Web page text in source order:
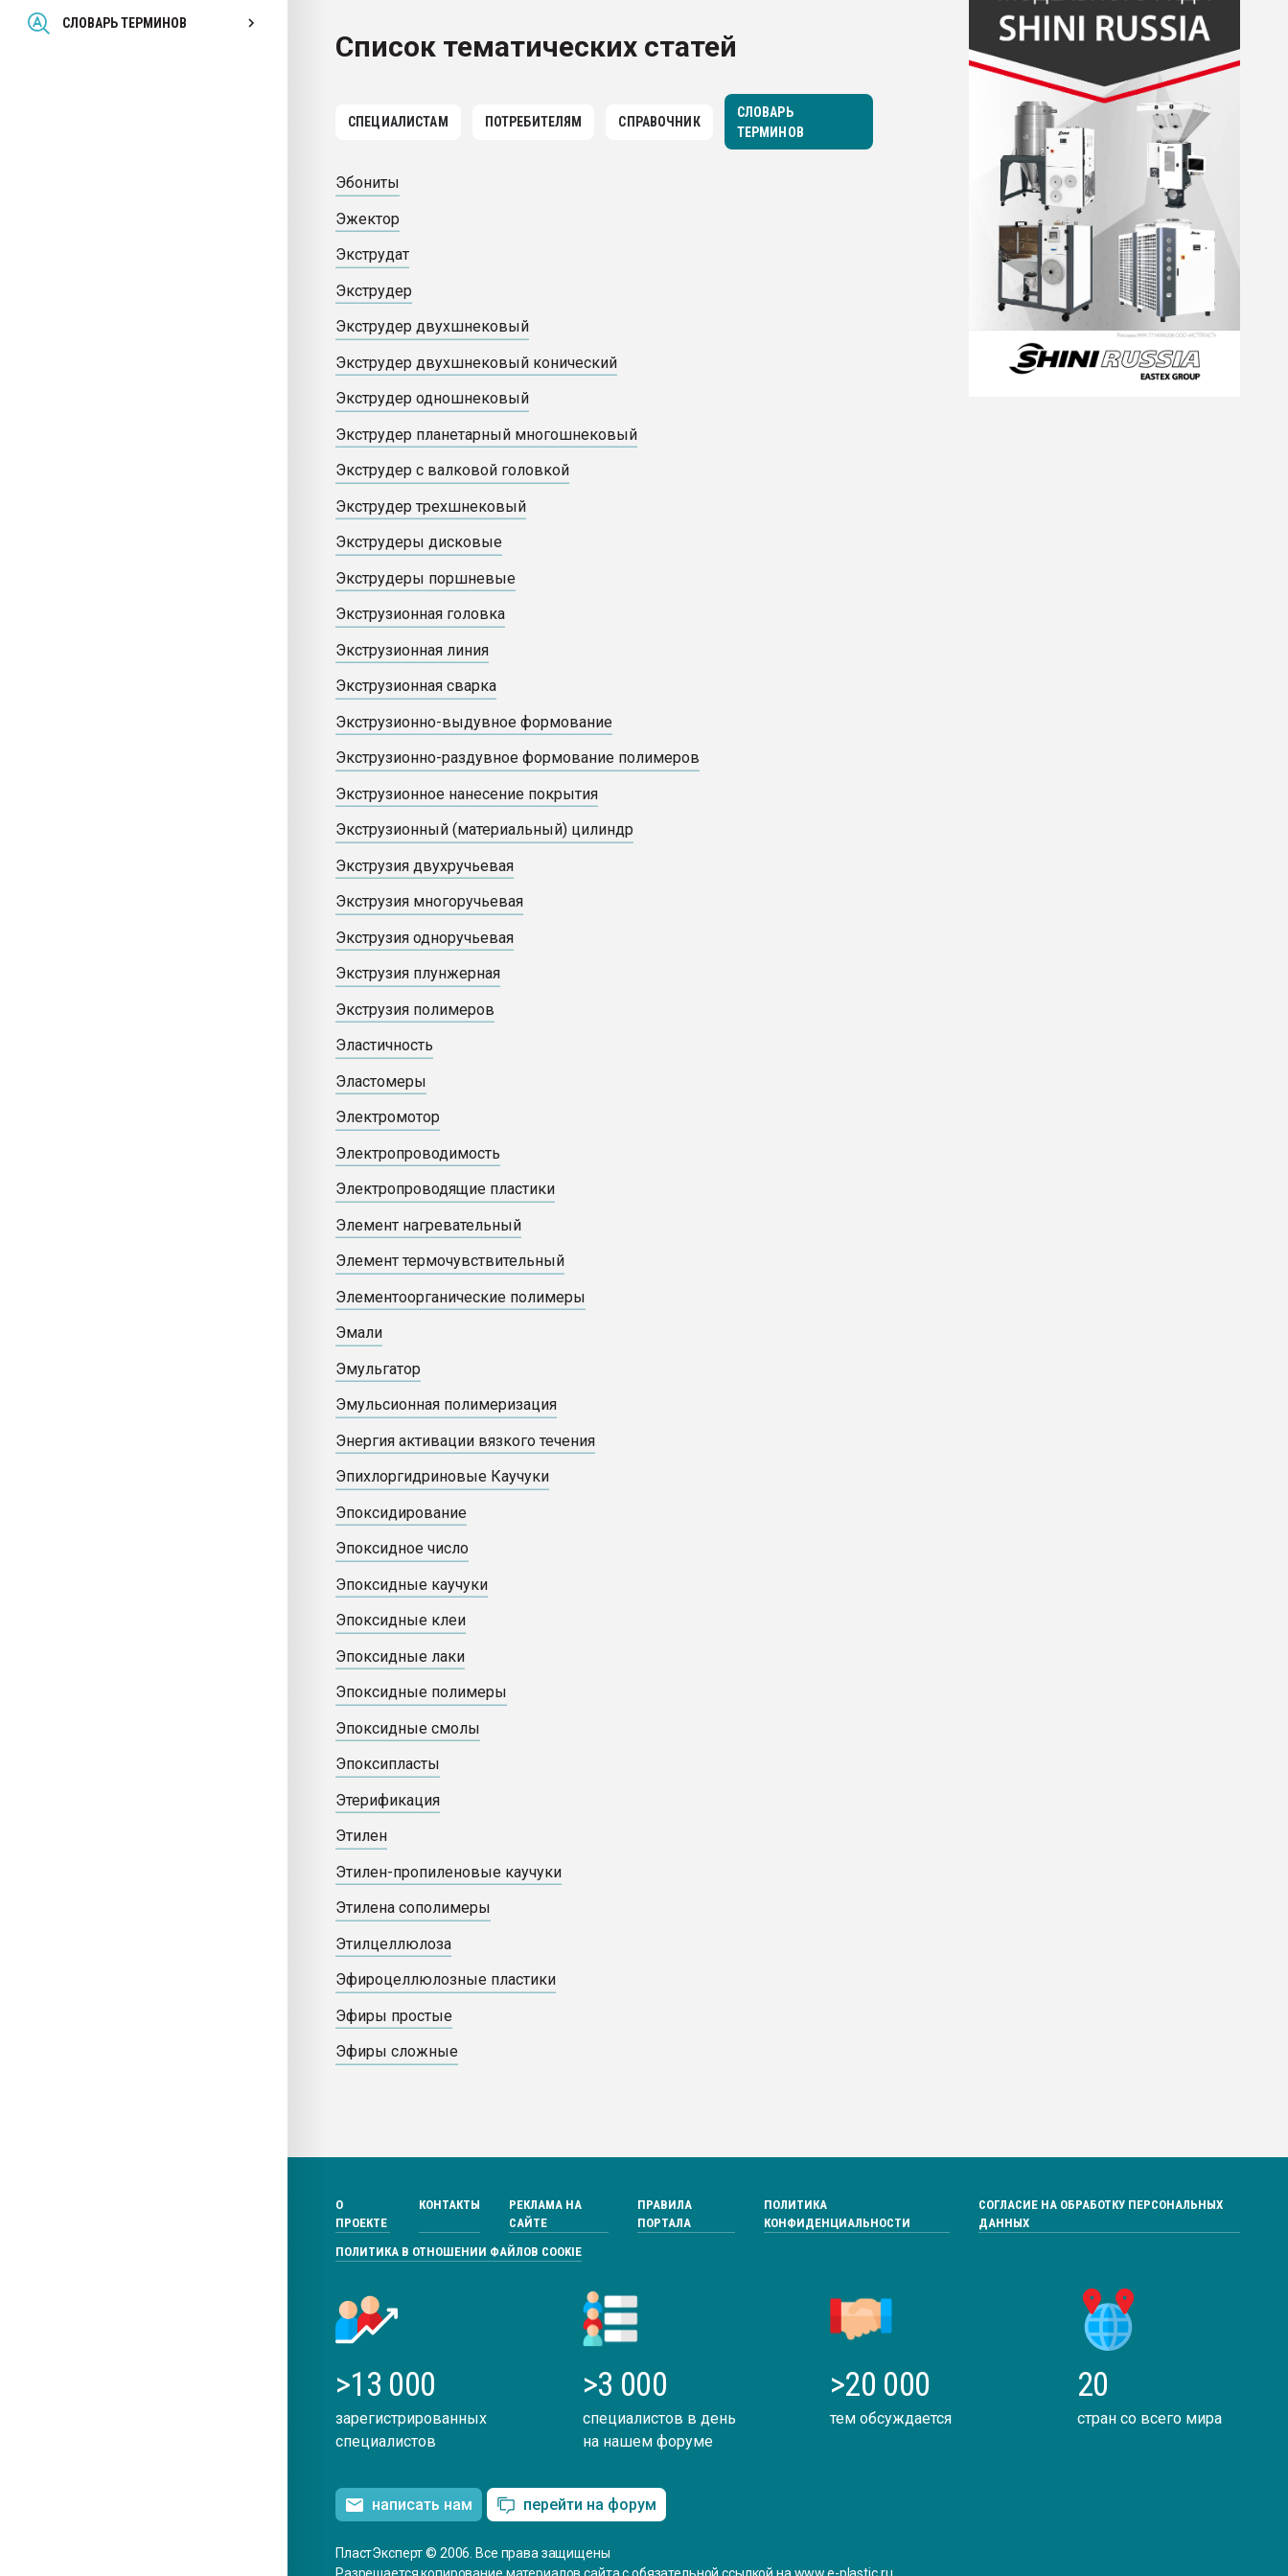
СЛОВАРЬ ТЕРМИНОВ
Список тематических статей
СПЕЦИАЛИСТАМ ПОТРЕБИТЕЛЯМ СПРАВОЧНИК
СЛОВАРЬ
ТЕРМИНОВ
Эбониты
Эжектор
Экструдат
Экструдер
Экструдер двухшнековый
Экструдер двухшнековый конический
Экструдер одношнековый
Экструдер планетарный многошнековый
Экструдер с валковой головкой
Экструдер трехшнековый
Экструдеры дисковые
Экструдеры поршневые
Экструзионная головка
Экструзионная линия
Экструзионная сварка
Экструзионно-выдувное формование
Экструзионно-раздувное формование полимеров
Экструзионное нанесение покрытия
Экструзионный (материальный) цилиндр
Экструзия двухручьевая
Экструзия многоручьевая
Экструзия одноручьевая
Экструзия плунжерная
Экструзия полимеров
Эластичность
Эластомеры
Электромотор
Электропроводимость
Электропроводящие пластики
Элемент нагревательный
Элемент термочувствительный
Элементоорганические полимеры
Эмали
Эмульгатор
Эмульсионная полимеризация
Энергия активации вязкого течения
Эпихлоргидриновые Каучуки
Эпоксидирование
Эпоксидное число
Эпоксидные каучуки
Эпоксидные клеи
Эпоксидные лаки
Эпоксидные полимеры
Эпоксидные смолы
Эпоксипласты
Этерификация
Этилен
Этилен-пропиленовые каучуки
Этилена сополимеры
Этилцеллюлоза
Эфироцеллюлозные пластики
Эфиры простые
Эфиры сложные
О
ПРОЕКТЕ
КОНТАКТЫ
РЕКЛАМА НА
САЙТЕ
ПРАВИЛА
ПОРТАЛА
ПОЛИТИКА
КОНФИДЕНЦИАЛЬНОСТИ
СОГЛАСИЕ НА ОБРАБОТКУ ПЕРСОНАЛЬНЫХ
ДАННЫХ
ПОЛИТИКА В ОТНОШЕНИИ ФАЙЛОВ COOKIE
>13 000
зарегистрированных
специалистов
>3 000
специалистов в день
на нашем форуме
>20 000
тем обсуждается
20
стран со всего мира
написать нам перейти на форум
ПластЭксперт © 2006. Все права защищены
Разрешается копирование материалов сайта с обязательной ссылкой на www.e-plastic.ru